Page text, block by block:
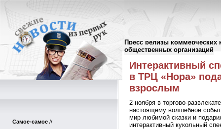
Пресс релизы коммерческих
общественных организаций
Самое-самое //
Пресс-релизы//
Интерактивный
в ТРЦ «Нора»
взрослым
2 ноября в торгово-
настоящему волшебное
мир любимой сказки и
интерактивный кукольный